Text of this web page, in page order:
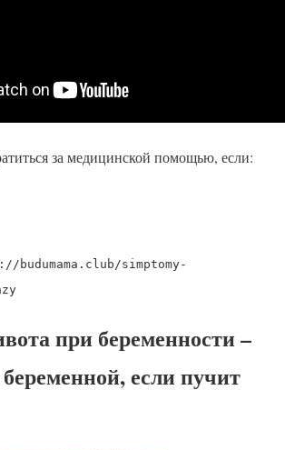
за медицинской помощью, если:
budumama.club/simptomy-
при беременности –
если пучит